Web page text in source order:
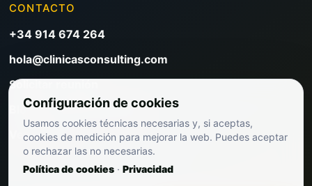
CONTACTO
+34 914 674 264
hola@clinicasconsulting.com
Solicitar reunión
Blog de marketing clínico
Ver precios
Configuración de cookies
Usamos cookies técnicas necesarias y, si aceptas,
cookies de medición para mejorar la web. Puedes aceptar
o rechazar las no necesarias.
Política de cookies · Privacidad